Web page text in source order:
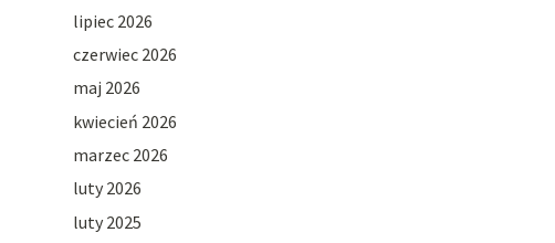
lipiec 2026
czerwiec 2026
maj 2026
kwiecień 2026
marzec 2026
luty 2026
luty 2025